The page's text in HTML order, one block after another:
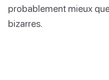
probablement mieux
bizarres.